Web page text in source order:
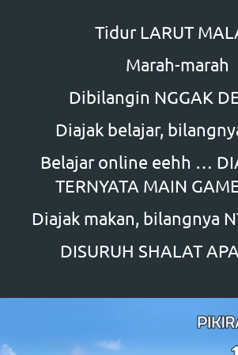
Tidur LARUT
Marah-marah
Dibilangin NGGAK
Diajak belajar,
Belajar online eehh …
TERNYATA MAIN
Diajak makan, bilangnya
DISURUH SHALAT